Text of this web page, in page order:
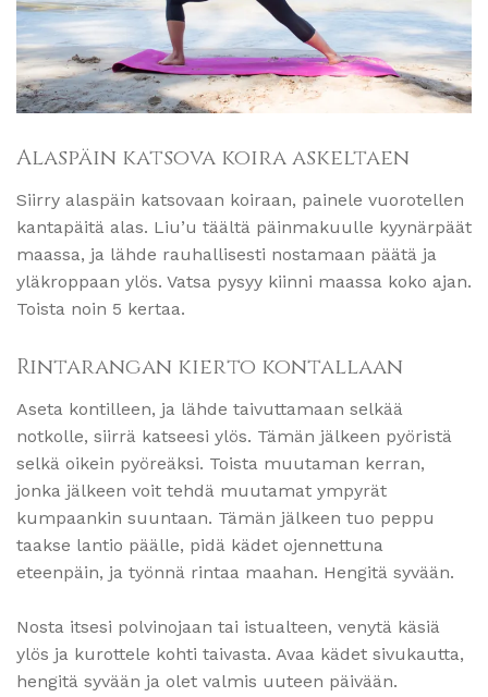
Alaspäin katsova koira askeltaen
Siirry alaspäin katsovaan koiraan, painele vuorotellen
kantapäitä alas. Liu’u täältä päinmakuulle kyynärpäät
maassa, ja lähde rauhallisesti nostamaan päätä ja
yläkroppaan ylös. Vatsa pysyy kiinni maassa koko ajan.
Toista noin 5 kertaa.
Rintarangan kierto kontallaan
Aseta kontilleen, ja lähde taivuttamaan selkää
notkolle, siirrä katseesi ylös. Tämän jälkeen pyöristä
selkä oikein pyöreäksi. Toista muutaman kerran,
jonka jälkeen voit tehdä muutamat ympyrät
kumpaankin suuntaan. Tämän jälkeen tuo peppu
taakse lantio päälle, pidä kädet ojennettuna
eteenpäin, ja työnnä rintaa maahan. Hengitä syvään.
Nosta itsesi polvinojaan tai istualteen, venytä käsiä
ylös ja kurottele kohti taivasta. Avaa kädet sivukautta,
hengitä syvään ja olet valmis uuteen päivään.